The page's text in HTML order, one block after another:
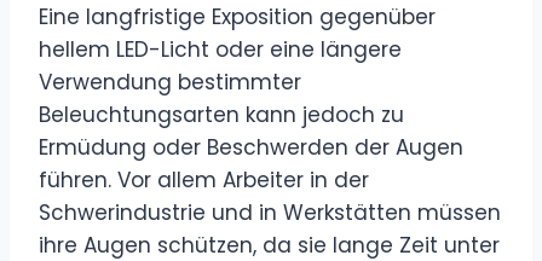
Eine langfristige Exposition gegenüber
hellem LED-Licht oder eine längere
Verwendung bestimmter
Beleuchtungsarten kann jedoch zu
Ermüdung oder Beschwerden der Augen
führen. Vor allem Arbeiter in der
Schwerindustrie und in Werkstätten müssen
ihre Augen schützen, da sie lange Zeit unter